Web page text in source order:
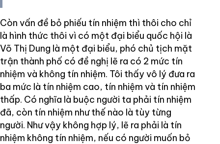
Còn vấn đề bỏ phiếu tín nhiệm thì thôi cho chỉ
là hình thức thôi vì có một đại biểu quốc hội là
Võ Thị Dung là một đại biểu, phó chủ tịch mặt
trận thành phố có đề nghị lẽ ra có 2 mức tín
nhiệm và không tín nhiệm. Tôi thấy vô lý đưa ra
ba mức là tín nhiệm cao, tín nhiệm và tín nhiệm
thấp. Có nghĩa là buộc người ta phải tín nhiệm
đã, còn tín nhiệm như thế nào là tùy từng
người. Như vậy không hợp lý, lẽ ra phải là tín
nhiệm không tín nhiệm, nếu có người muốn bỏ